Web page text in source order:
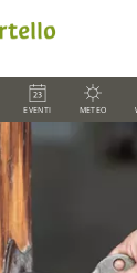
EVENTI METEO